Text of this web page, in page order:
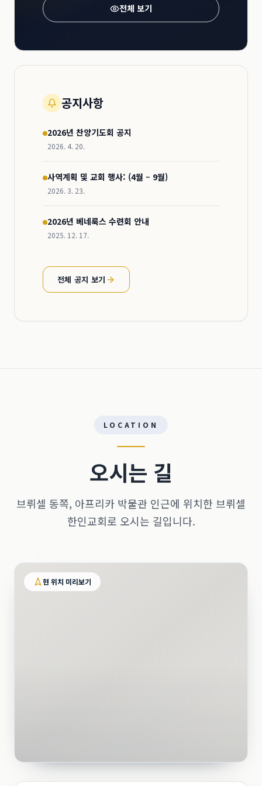
전체 보기
공지사항
2026년 찬양기도회 공지
2026. 4. 20.
사역계획 및 교회 행사: (4월 – 9월)
2026. 3. 23.
2026년 베네룩스 수련회 안내
2025. 12. 17.
전체 공지 보기
LOCATION
오시는 길
브뤼셀 동쪽, 아프리카 박물관 인근에 위치한 브뤼셀
한인교회로 오시는 길입니다.
현 위치 미리보기